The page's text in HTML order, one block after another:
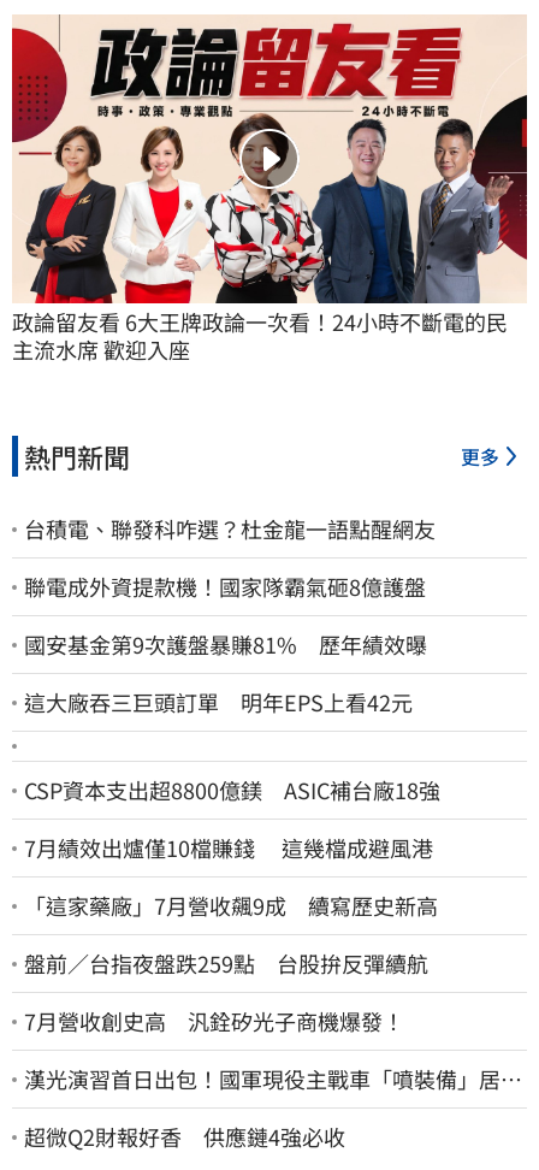
政論留友看 6大王牌政論一次看！24小時不斷電的民
主流水席 歡迎入座
熱門新聞 更多
台積電、聯發科咋選？杜金龍一語點醒網友
聯電成外資提款機！國家隊霸氣砸8億護盤
國安基金第9次護盤暴賺81% 歷年績效曝
這大廠吞三巨頭訂單 明年EPS上看42元
CSP資本支出超8800億鎂 ASIC補台廠18強
7月績效出爐僅10檔賺錢 這幾檔成避風港
「這家藥廠」7月營收飆9成 續寫歷史新高
盤前／台指夜盤跌259點 台股拚反彈續航
7月營收創史高 汎銓矽光子商機爆發！
漢光演習首日出包！國軍現役主戰車「噴裝備」居民
撿到零件…軍方說話了
超微Q2財報好香 供應鏈4強必收